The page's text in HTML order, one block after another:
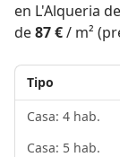
en L'Alqueria
de87 €/ m²
Tipo
Casa: 4 hab.
Casa: 5 hab.